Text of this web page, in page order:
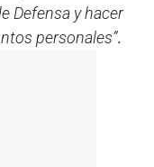
Defensa y hacer
personales”.